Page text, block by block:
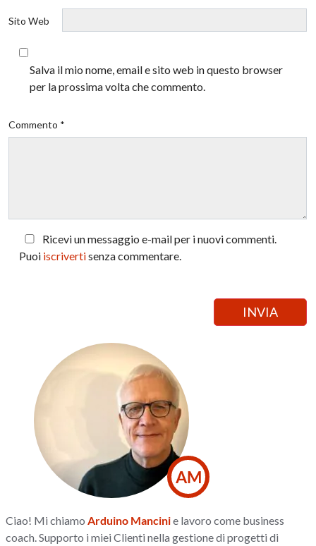
Sito Web
Salva il mio nome, email e sito web in questo browser
per la prossima volta che commento.
Commento *
Ricevi un messaggio e-mail per i nuovi commenti.
Puoi iscrivertisenza commentare.
AM
Ciao! Mi chiamo Arduino Mancinie lavoro come business
coach. Supporto i miei Clienti nella gestione di progetti di